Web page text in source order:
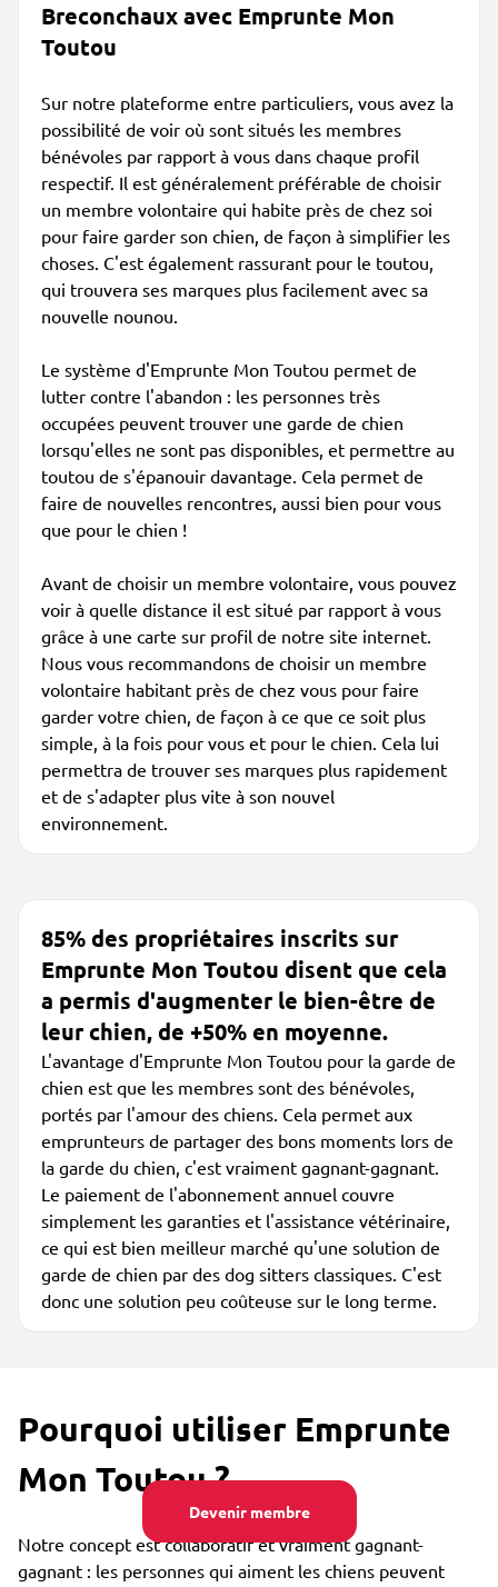
Devenir membre
Breconchaux avec Emprunte Mon
Toutou
Sur notre plateforme entre particuliers, vous avez la
possibilité de voir où sont situés les membres
bénévoles par rapport à vous dans chaque profil
respectif. Il est généralement préférable de choisir
un membre volontaire qui habite près de chez soi
pour faire garder son chien, de façon à simplifier les
choses. C'est également rassurant pour le toutou,
qui trouvera ses marques plus facilement avec sa
nouvelle nounou.
Le système d'Emprunte Mon Toutou permet de
lutter contre l'abandon : les personnes très
occupées peuvent trouver une garde de chien
lorsqu'elles ne sont pas disponibles, et permettre au
toutou de s'épanouir davantage. Cela permet de
faire de nouvelles rencontres, aussi bien pour vous
que pour le chien !
Avant de choisir un membre volontaire, vous pouvez
voir à quelle distance il est situé par rapport à vous
grâce à une carte sur profil de notre site internet.
Nous vous recommandons de choisir un membre
volontaire habitant près de chez vous pour faire
garder votre chien, de façon à ce que ce soit plus
simple, à la fois pour vous et pour le chien. Cela lui
permettra de trouver ses marques plus rapidement
et de s'adapter plus vite à son nouvel
environnement.
85% des propriétaires inscrits sur
Emprunte Mon Toutou disent que cela
a permis d'augmenter le bien-être de
leur chien, de +50% en moyenne.
L'avantage d'Emprunte Mon Toutou pour la garde de
chien est que les membres sont des bénévoles,
portés par l'amour des chiens. Cela permet aux
emprunteurs de partager des bons moments lors de
la garde du chien, c'est vraiment gagnant-gagnant.
Le paiement de l'abonnement annuel couvre
simplement les garanties et l'assistance vétérinaire,
ce qui est bien meilleur marché qu'une solution de
garde de chien par des dog sitters classiques. C'est
donc une solution peu coûteuse sur le long terme.
Pourquoi utiliser Emprunte
Mon Toutou ?
Notre concept est collaboratif et vraiment gagnant-
gagnant : les personnes qui aiment les chiens peuvent